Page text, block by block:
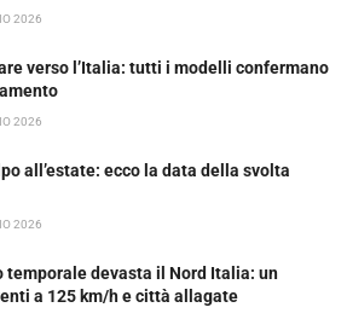
2026
verso l’Italia: tutti i modelli confermano
2026
all’estate: ecco la data della svolta
2026
temporale devasta il Nord Italia: un
a 125 km/h e città allagate